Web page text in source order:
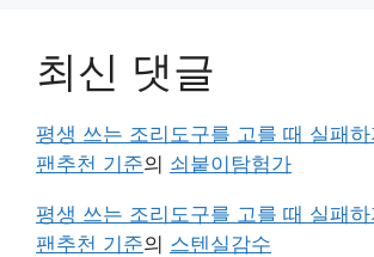
최신 댓글
평생 쓰는 조리도구를 고를 때 실패
팬추천 기준의 쇠붙이탐험가
평생 쓰는 조리도구를 고를 때 실패
팬추천 기준의 스텐실감수